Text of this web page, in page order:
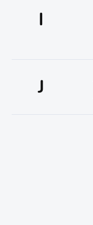
I
J